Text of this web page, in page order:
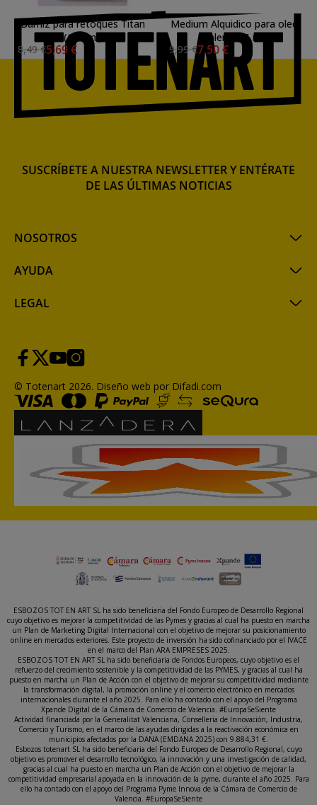
Barniz para retoques Titan
(100 ml)
8,49 €5,69 €
Medium Alquidico para oleo
Talens, 75 ml.
9,99 €7,50 €
NOSOTROS
AYUDA
LEGAL
SUSCRÍBETE A NUESTRA NEWSLETTER Y ENTÉRATE
DE LAS ÚLTIMAS NOTICIAS
© Totenart 2026. Diseño web por Difadi.com
ESBOZOS TOT EN ART SL ha sido beneficiaria del Fondo Europeo de Desarrollo Regional
cuyo objetivo es mejorar la competitividad de las Pymes y gracias al cual ha puesto en marcha
un Plan de Marketing Digital Internacional con el objetivo de mejorar su posicionamiento
online en mercados exteriores. Este proyecto de inversión ha sido cofinanciado por el IVACE
en el marco del Plan ARA EMPRESES 2025.
ESBOZOS TOT EN ART SL ha sido beneficiaria de Fondos Europeos, cuyo objetivo es el
refuerzo del crecimiento sostenible y la competitividad de las PYMES, y gracias al cual ha
puesto en marcha un Plan de Acción con el objetivo de mejorar su competitividad mediante
la transformación digital, la promoción online y el comercio electrónico en mercados
internacionales durante el año 2025. Para ello ha contado con el apoyo del Programa
Xpande Digital de la Cámara de Comercio de Valencia. #EuropaSeSiente
Actividad financiada por la Generalitat Valenciana, Conselleria de Innovación, Industria,
Comercio y Turismo, en el marco de las ayudas dirigidas a la reactivación económica en
municipios afectados por la DANA (EMDANA 2025) con 9.884,31 €.
Esbozos totenart SL ha sido beneficiaria del Fondo Europeo de Desarrollo Regional, cuyo
objetivo es promover el desarrollo tecnológico, la innovación y una investigación de calidad,
gracias al cual ha puesto en marcha un Plan de Acción con el objetivo de mejorar la
competitividad empresarial apoyada en la innovación de la pyme, durante el año 2025. Para
ello ha contado con el apoyo del Programa Pyme Innova de la Cámara de Comercio de
Valencia. #EuropaSeSiente